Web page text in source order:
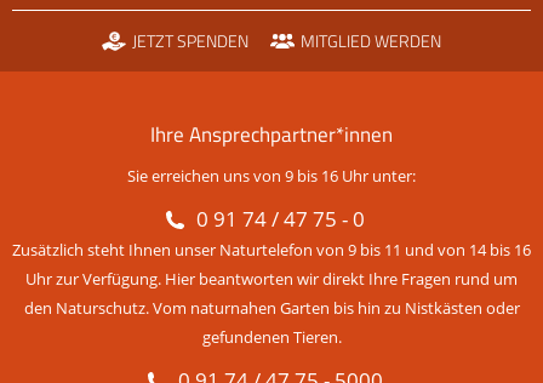
JETZT SPENDEN MITGLIED WERDEN
Ihre Ansprechpartner*innen
Sie erreichen uns von 9 bis 16 Uhr unter:
0 91 74 / 47 75 - 0
Zusätzlich steht Ihnen unser Naturtelefon von 9 bis 11 und von 14 bis 16
Uhr zur Verfügung. Hier beantworten wir direkt Ihre Fragen rund um
den Naturschutz. Vom naturnahen Garten bis hin zu Nistkästen oder
gefundenen Tieren.